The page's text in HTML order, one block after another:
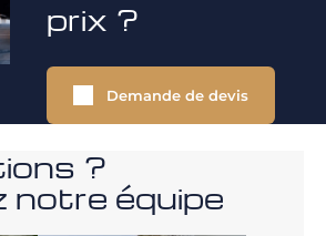
prix ?
Demande de devis
?
notre équipe